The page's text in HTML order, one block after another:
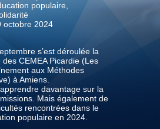
populaire,
octobre 2024
s’est déroulée la
CEMEA Picardie (Les
aux Méthodes
à Amiens.
davantage sur la
Mais également de
rencontrées dans le
populaire en 2024.